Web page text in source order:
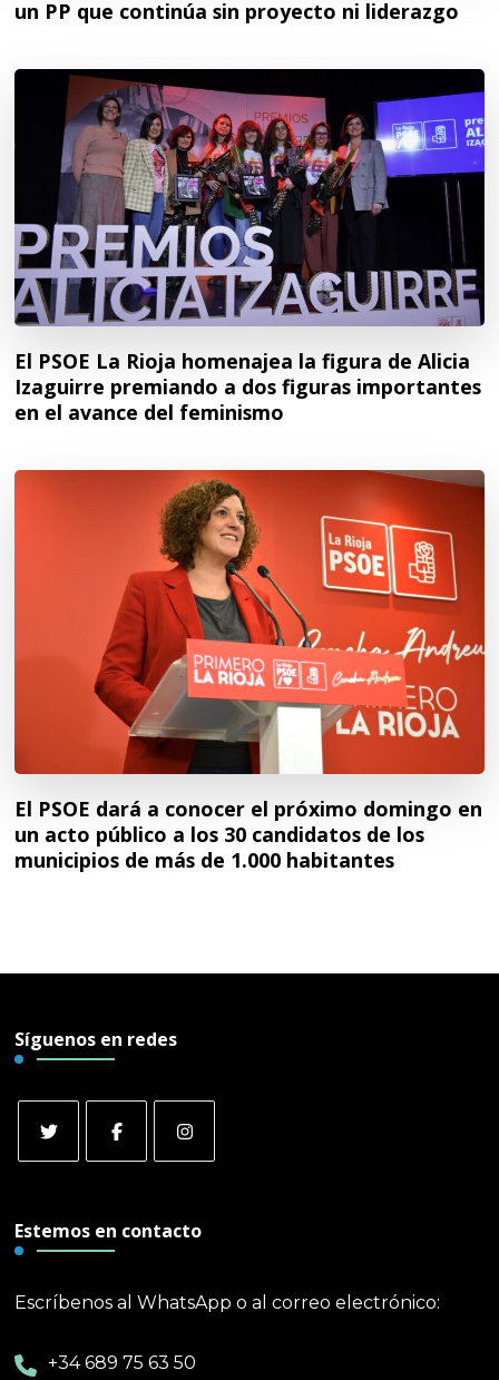
un PP que continúa sin proyecto ni liderazgo
El PSOE La Rioja homenajea la figura de Alicia
Izaguirre premiando a dos figuras importantes
en el avance del feminismo
El PSOE dará a conocer el próximo domingo en
un acto público a los 30 candidatos de los
municipios de más de 1.000 habitantes
Síguenos en redes
Estemos en contacto
Escríbenos al WhatsApp o al correo electrónico:
+34 689 75 63 50